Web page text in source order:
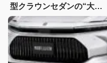
型クラウンセダンの“大人
な”薄型フラップエアロ